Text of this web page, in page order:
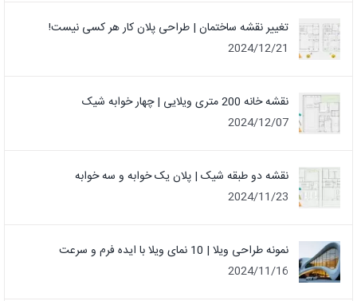
تغییر نقشه ساختمان | طراحی پلان کار هر کسی نیست!
2024/12/21
نقشه خانه 200 متری ویلایی | چهار خوابه شیک
2024/12/07
نقشه دو طبقه شیک | پلان یک خوابه و سه خوابه
2024/11/23
نمونه طراحی ویلا | 10 نمای ویلا با ایده فرم و سرعت
2024/11/16